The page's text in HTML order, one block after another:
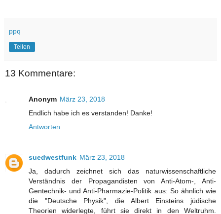
ppq
Teilen
13 Kommentare:
Anonym März 23, 2018
Endlich habe ich es verstanden! Danke!
Antworten
suedwestfunk März 23, 2018
Ja, dadurch zeichnet sich das naturwissenschaftliche
Verständnis der Propagandisten von Anti-Atom-, Anti-
Gentechnik- und Anti-Pharmazie-Politik aus: So ähnlich wie
die "Deutsche Physik", die Albert Einsteins jüdische
Theorien widerlegte, führt sie direkt in den Weltruhm.